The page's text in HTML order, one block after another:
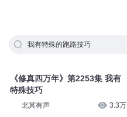
我有特殊的跑路技巧
《修真四万年》第2253集 我有
特殊技巧
北冥有声 3.3万